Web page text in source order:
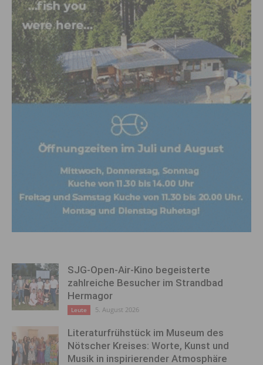
SJG-Open-Air-Kino begeisterte
zahlreiche Besucher im Strandbad
Hermagor
Leute 5. August 2026
Literaturfrühstück im Museum des
Nötscher Kreises: Worte, Kunst und
Musik in inspirierender Atmosphäre